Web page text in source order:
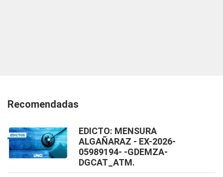
Recomendadas
EDICTO: MENSURA
ALGAÑARAZ - EX-2026-
05989194- -GDEMZA-
DGCAT_ATM.